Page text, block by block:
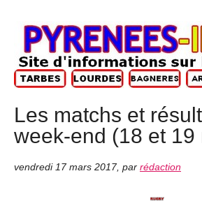
Les matchs et
week-end (18 et 19
vendredi 17 mars 2017, par rédaction